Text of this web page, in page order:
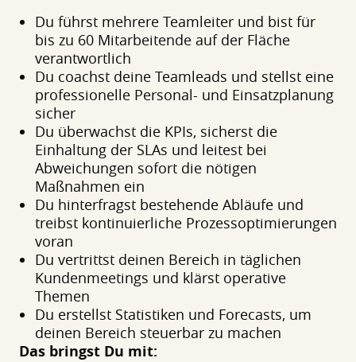
Du führst mehrere Teamleiter und bist für
bis zu 60 Mitarbeitende auf der Fläche
verantwortlich
Du coachst deine Teamleads und stellst eine
professionelle Personal- und Einsatzplanung
sicher
Du überwachst die KPIs, sicherst die
Einhaltung der SLAs und leitest bei
Abweichungen sofort die nötigen
Maßnahmen ein
Du hinterfragst bestehende Abläufe und
treibst kontinuierliche Prozessoptimierungen
voran
Du vertrittst deinen Bereich in täglichen
Kundenmeetings und klärst operative
Themen
Du erstellst Statistiken und Forecasts, um
deinen Bereich steuerbar zu machen
Das bringst Du mit: